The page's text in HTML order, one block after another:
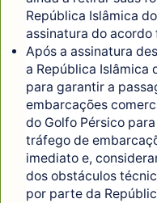
República Islâmica
assinatura do acordo
Após a assinatura
a República Islâmica
para garantir a
embarcações
do Golfo Pérsico
tráfego de
imediato e,
dos obstáculos
por parte da